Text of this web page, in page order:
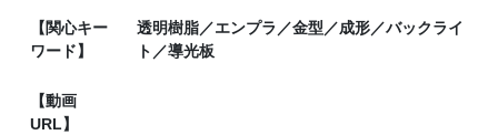
【関心キー
ワード】
透明樹脂／エンプラ／金型／成形／バックライ
ト／導光板
【動画
URL】